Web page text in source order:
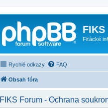
Fiťácké
Rychlé odkazy FAQ
Obsah fóra
FIKS Forum - Ochrana